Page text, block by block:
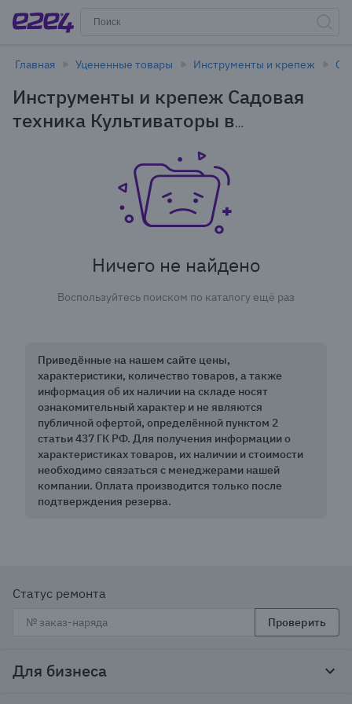
Главная Уцененные товары Инструменты и крепеж
Инструменты и крепеж Садовая
техника Культиваторы в
Ничего не найдено
Воспользуйтесь поиском по каталогу ещё раз
Приведённые на нашем сайте цены,
характеристики, количество товаров, а также
информация об их наличии на складе носят
ознакомительный характер и не являются
публичной офертой, определённой пунктом 2
статьи 437 ГК РФ. Для получения информации о
характеристиках товаров, их наличии и стоимости
необходимо связаться с менеджерами нашей
компании. Оплата производится только после
подтверждения резерва.
Статус ремонта
Проверить
Для бизнеса